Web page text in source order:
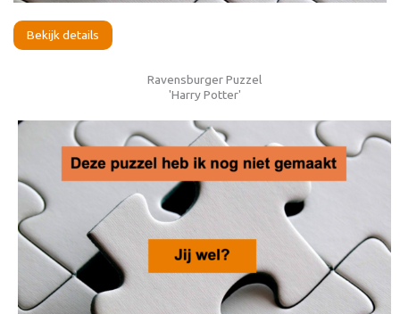
Bekijk details
Ravensburger Puzzel
'Harry Potter'